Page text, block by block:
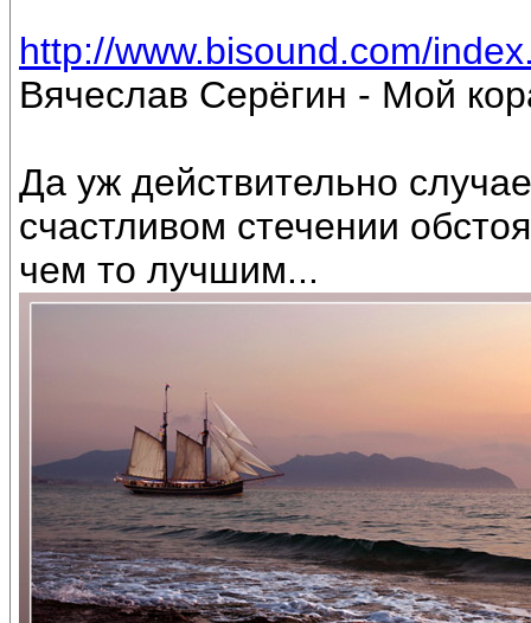
http://www.bisound.com/
Вячеслав Серёгин - Мой
Да уж действительно
счастливом стечении
чем то лучшим...